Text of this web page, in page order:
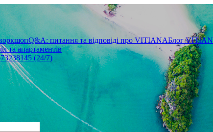
Q&A: питання та відповіді про VITIANAБлог
та апартаментів
(24/7)